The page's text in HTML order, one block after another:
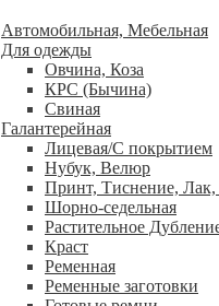
Автомобильная, Мебельная
Для одежды
Овчина, Коза
КРС (Бычина)
Свиная
Галантерейная
Лицевая/С покрытием
Нубук, Велюр
Принт, Тиснение, Лак,
Шорно-седельная
Растительное
Краст
Ременная
Ременные заготовки